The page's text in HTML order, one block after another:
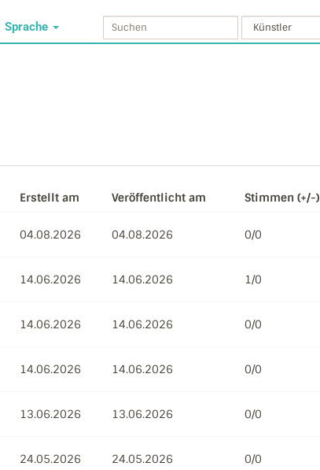
Sprache
Erstellt am Veröffentlicht am Stimmen (+/-)
04.08.2026 04.08.2026 0/0
14.06.2026 14.06.2026 1/0
14.06.2026 14.06.2026 0/0
14.06.2026 14.06.2026 0/0
13.06.2026 13.06.2026 0/0
24.05.2026 24.05.2026 0/0